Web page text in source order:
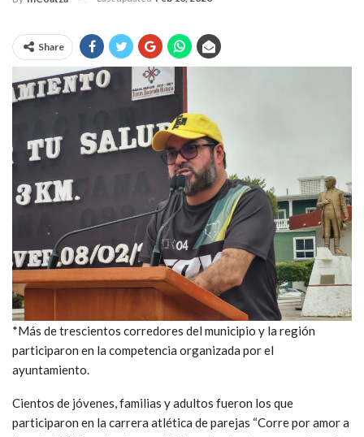
Share
*Más de trescientos corredores del municipio y la región
participaron en la competencia organizada por el
ayuntamiento.
Cientos de jóvenes, familias y adultos fueron los que
participaron en la carrera atlética de parejas “Corre por amor a